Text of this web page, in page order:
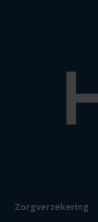
Zorgverzekering